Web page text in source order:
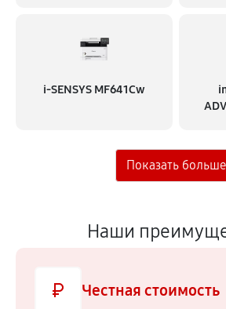
i‑SENSYS MF641Cw
Наши
Честная стоимость